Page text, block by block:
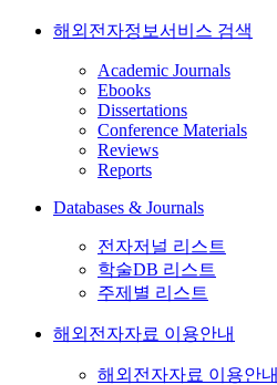
해외전자정보서비스 검색
Academic Journals
Ebooks
Dissertations
Conference Materials
Reviews
Reports
Databases & Journals
전자저널 리스트
학술DB 리스트
주제별 리스트
해외전자자료 이용안내
해외전자자료 이용안내